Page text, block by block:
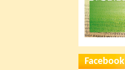
Facebook